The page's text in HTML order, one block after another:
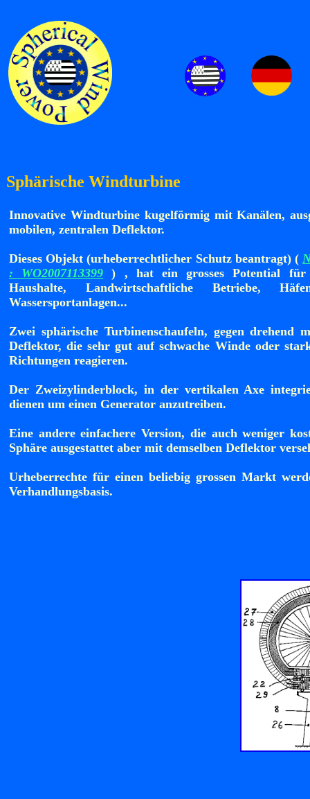
Sphärische Windturbine
Innovative Windturbine kugelförmig mit Kanälen,
mobilen, zentralen Deflektor.
Dieses Objekt (urheberrechtlicher Schutz beantragt) (
: WO2007113399 ) , hat ein grosses Potential für
Haushalte, Landwirtschaftliche Betriebe,
Wassersportanlagen...
Zwei sphärische Turbinenschaufeln, gegen drehend
Deflektor, die sehr gut auf schwache Winde oder
Richtungen reagieren.
Der Zweizylinderblock, in der vertikalen Axe
dienen um einen Generator anzutreiben.
Eine andere einfachere Version, die auch weniger
Sphäre ausgestattet aber mit demselben Deflektor
Urheberrechte für einen beliebig grossen Markt
Verhandlungsbasis.